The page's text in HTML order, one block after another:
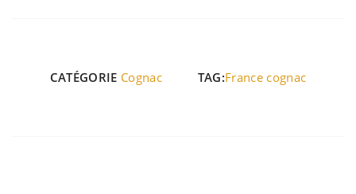
CATÉGORIE Cognac TAG:France cognac